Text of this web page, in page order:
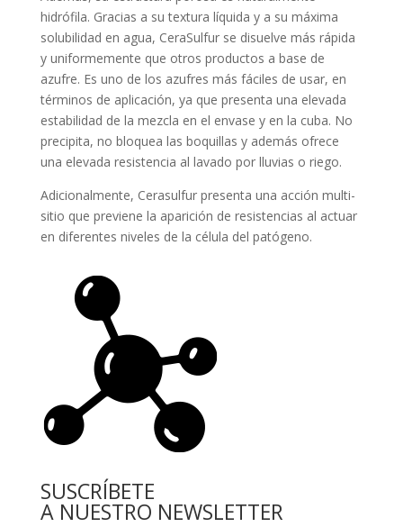
hidrófila. Gracias a su textura líquida y a su máxima
solubilidad en agua, CeraSulfur se disuelve más rápida
y uniformemente que otros productos a base de
azufre. Es uno de los azufres más fáciles de usar, en
términos de aplicación, ya que presenta una elevada
estabilidad de la mezcla en el envase y en la cuba. No
precipita, no bloquea las boquillas y además ofrece
una elevada resistencia al lavado por lluvias o riego.
Adicionalmente, Cerasulfur presenta una acción multi-
sitio que previene la aparición de resistencias al actuar
en diferentes niveles de la célula del patógeno.
SUSCRÍBETE
A NUESTRO NEWSLETTER